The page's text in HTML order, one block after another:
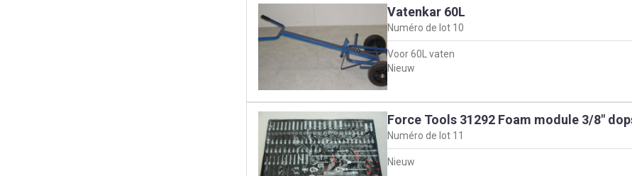
Vatenkar 60L
Numéro de lot 10
Voor 60L vaten
Nieuw
Force Tools 31292 Foam module 3/8"
Numéro de lot 11
Nieuw